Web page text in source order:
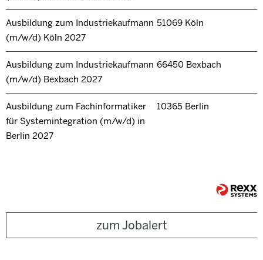
Ausbildung zum Industriekaufmann
(m/w/d) Köln 2027
51069 Köln
Ausbildung zum Industriekaufmann
(m/w/d) Bexbach 2027
66450 Bexbach
Ausbildung zum Fachinformatiker
für Systemintegration (m/w/d) in
Berlin 2027
10365 Berlin
zum Jobalert